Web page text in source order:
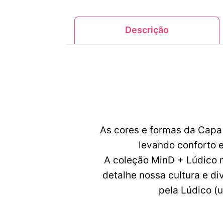
Descrição
As cores e formas da
levando conforto
A coleção MinD + Lúdico
detalhe nossa cultura e
pela Lúdico